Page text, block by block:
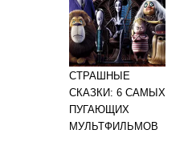
СТРАШНЫЕ
СКАЗКИ: 6 САМЫХ
ПУГАЮЩИХ
МУЛЬТФИЛЬМОВ